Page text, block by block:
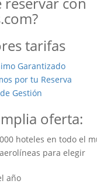
tarifas
Garantizado
por tu Reserva
Gestión
oferta:
hoteles en todo el
para elegir
año